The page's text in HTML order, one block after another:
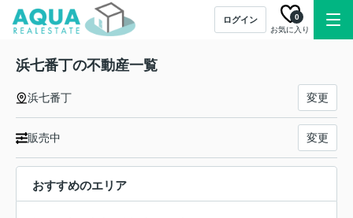
ログイン
お気に入り
0
浜七番丁の不動産一覧
浜七番丁 変更
販売中 変更
おすすめのエリア